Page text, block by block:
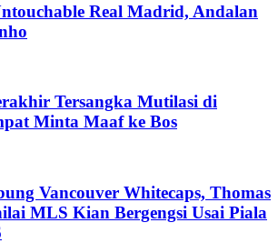
Real Madrid, Andalan
Tersangka Mutilasi di
Minta Maaf ke Bos
Vancouver Whitecaps, Thomas
MLS Kian Bergengsi Usai Piala